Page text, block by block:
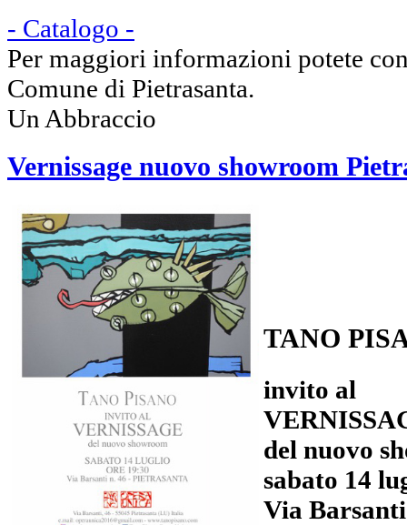
- Catalogo -
Per maggiori informazioni potete
Comune di Pietrasanta.
Un Abbraccio
Vernissage nuovo showroom
TANO
invito al
del nuovo
sabato 14
Via